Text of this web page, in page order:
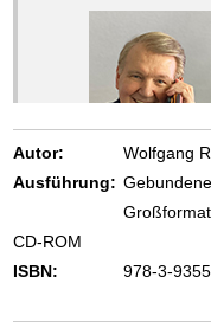
Autor:
Wolfgang
Ausführung:
CD-ROM
ISBN:
978-3-